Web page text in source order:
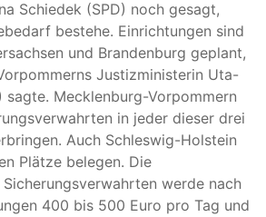
Schiedek (SPD) noch gesagt,
bestehe. Einrichtungen sind
und Brandenburg geplant,
Justizministerin Uta-
sagte. Mecklenburg-Vorpommern
in jeder dieser drei
Auch Schleswig-Holstein
Plätze belegen. Die
werde nach
400 bis 500 Euro pro Tag und